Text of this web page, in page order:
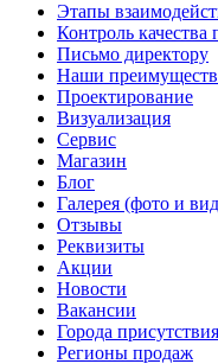
Этапы
Контроль качества
Письмо директору
Наши
Проектирование
Визуализация
Сервис
Магазин
Блог
Галерея (фото и
Отзывы
Реквизиты
Акции
Новости
Вакансии
Города присутствия
Регионы продаж